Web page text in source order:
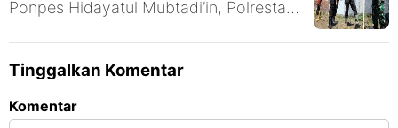
Ponpes Hidayatul Mubtadi’in, Polresta
Pangan Nasional
Tinggalkan Komentar
Komentar